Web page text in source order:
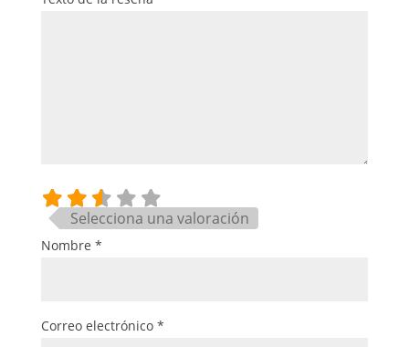
Selecciona una valoración
Nombre *
Correo electrónico *